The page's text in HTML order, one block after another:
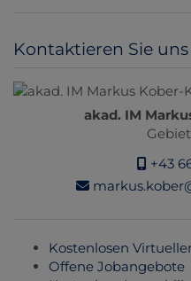
Kontaktieren Sie uns
akad. IM
+43
Kostenlosen
Offene Jobangebote